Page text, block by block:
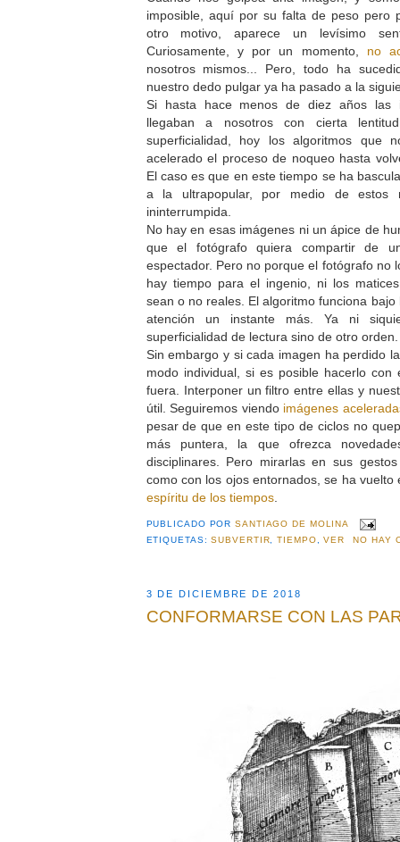
imposible, aquí por su falta de peso pero
otro motivo, aparece un levísimo
Curiosamente, y por un momento, no
nosotros mismos... Pero, todo ha
nuestro dedo pulgar ya ha pasado a la
Si hasta hace menos de diez años las
llegaban a nosotros con cierta
superficialidad, hoy los algoritmos que
acelerado el proceso de noqueo hasta
El caso es que en este tiempo se ha
a la ultrapopular, por medio de estos
ininterrumpida.
No hay en esas imágenes ni un ápice de
que el fotógrafo quiera compartir de
espectador. Pero no porque el fotógrafo no
hay tiempo para el ingenio, ni los
sean o no reales. El algoritmo funciona
atención un instante más. Ya ni
superficialidad de lectura sino de otro
Sin embargo y si cada imagen ha perdido
modo individual, si es posible hacerlo con
fuera. Interponer un filtro entre ellas y
útil. Seguiremos viendo imágenes
pesar de que en este tipo de ciclos no
más puntera, la que ofrezca
disciplinares. Pero mirarlas en sus
como con los ojos entornados, se ha
espíritu de los tiempos.
PUBLICADO PORSANTIAGO DE MOLINA
ETIQUETAS:SUBVERTIR ,TIEMPO ,VER NO HAY
3 DE DICIEMBRE DE 2018
CONFORMARSE CON LAS